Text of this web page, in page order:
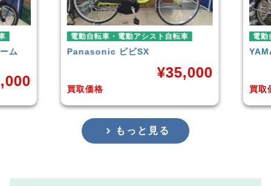
電動自転車・電動アシスト自転車
PanasonicビビSX
買取価格
35,000
電動自転
YAMAHA
買取価格
もっと見る